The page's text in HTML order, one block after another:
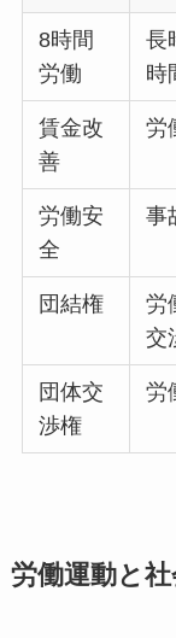
8時間
労働
長
時
賃金改
善
労
労働安
全
事
団結権
労
交
団体交
渉権
労
労働運動と